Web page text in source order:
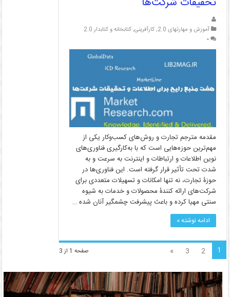
آموزش و مهارتهای 2.0 ,کارآفرینی,کتابخانه و کتابدار 2.0
۰
مقدمه مترجم تجارت و روش‌های کسب‌وکار یکی از
مهم‌ترین حوزه‌هایی است که با به‌کارگیری فناوری‌های
نوین اطلاعات و ارتباطات و اینترنت به سرعت و به
شدت تحت تأثیر قرار گرفته است. این فناوری‌ها در
حوزۀ تجارت، نه تنها امکانات و تسهیلات متعددی برای
شرکت‌های ارائه کنندۀ محصولات و خدمات به شیوه
سنتی مهیا کرده و باعث پیشرفت چشمگیر آنان شده …
ادامه نوشته »
صفحه 1 از 3 1
2
3
»